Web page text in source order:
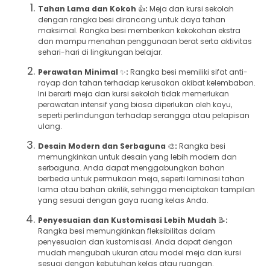
Tahan Lama dan Kokoh 👍: Meja dan kursi sekolah
dengan rangka besi dirancang untuk daya tahan
maksimal. Rangka besi memberikan kekokohan ekstra
dan mampu menahan penggunaan berat serta aktivitas
sehari-hari di lingkungan belajar.
Perawatan Minimal ✨: Rangka besi memiliki sifat anti-
rayap dan tahan terhadap kerusakan akibat kelembaban.
Ini berarti meja dan kursi sekolah tidak memerlukan
perawatan intensif yang biasa diperlukan oleh kayu,
seperti perlindungan terhadap serangga atau pelapisan
ulang.
Desain Modern dan Serbaguna 🎨: Rangka besi
memungkinkan untuk desain yang lebih modern dan
serbaguna. Anda dapat menggabungkan bahan
berbeda untuk permukaan meja, seperti laminasi tahan
lama atau bahan akrilik, sehingga menciptakan tampilan
yang sesuai dengan gaya ruang kelas Anda.
Penyesuaian dan Kustomisasi Lebih Mudah 📝:
Rangka besi memungkinkan fleksibilitas dalam
penyesuaian dan kustomisasi. Anda dapat dengan
mudah mengubah ukuran atau model meja dan kursi
sesuai dengan kebutuhan kelas atau ruangan.